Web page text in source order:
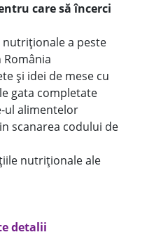
care să încerci
nutriționale a peste
România
și idei de mese cu
gata completate
ul alimentelor
scanarea codului de
nutriționale ale
detalii